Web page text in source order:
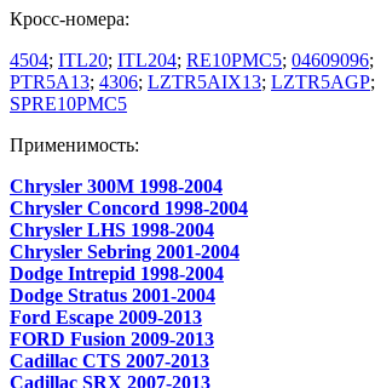
Кросс-номера:
4504; ITL20; ITL204; RE10PMC5; 04609096;
PTR5A13; 4306; LZTR5AIX13; LZTR5AGP;
SPRE10PMC5
Применимость:
Chrysler 300M 1998-2004
Chrysler Concord 1998-2004
Chrysler LHS 1998-2004
Chrysler Sebring 2001-2004
Dodge Intrepid 1998-2004
Dodge Stratus 2001-2004
Ford Escape 2009-2013
FORD Fusion 2009-2013
Cadillac CTS 2007-2013
Cadillac SRX 2007-2013